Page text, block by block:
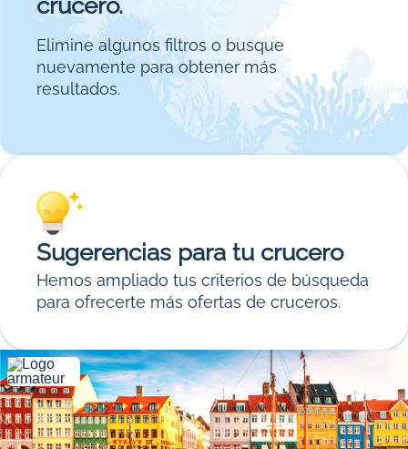
crucero.
Elimine algunos filtros o busque
nuevamente para obtener más
resultados.
Sugerencias para tu crucero
Hemos ampliado tus criterios de búsqueda
para ofrecerte más ofertas de cruceros.